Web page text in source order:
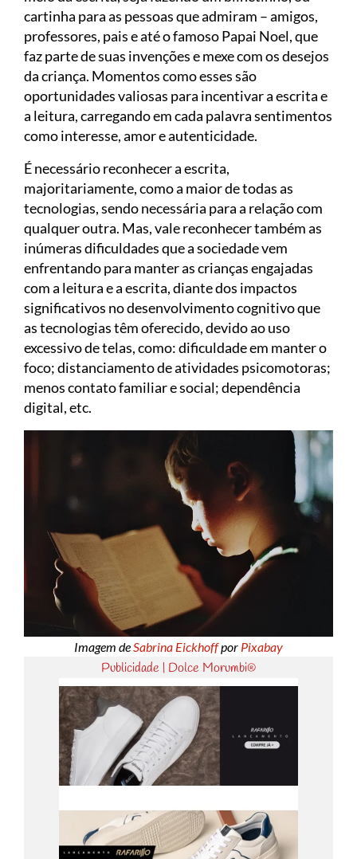
cartinha para as pessoas que admiram – amigos,
professores, pais e até o famoso Papai Noel, que
faz parte de suas invenções e mexe com os desejos
da criança. Momentos como esses são
oportunidades valiosas para incentivar a escrita e
a leitura, carregando em cada palavra sentimentos
como interesse, amor e autenticidade.
É necessário reconhecer a escrita,
majoritariamente, como a maior de todas as
tecnologias, sendo necessária para a relação com
qualquer outra. Mas, vale reconhecer também as
inúmeras dificuldades que a sociedade vem
enfrentando para manter as crianças engajadas
com a leitura e a escrita, diante dos impactos
significativos no desenvolvimento cognitivo que
as tecnologias têm oferecido, devido ao uso
excessivo de telas, como: dificuldade em manter o
foco; distanciamento de atividades psicomotoras;
menos contato familiar e social; dependência
digital, etc.
Imagem deSabrina Eickhoffpor Pixabay
Publicidade | Dolce Morumbi®